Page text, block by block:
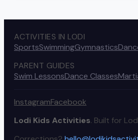
ACTIVITIES IN LODI
SportsSwimmingGymnastics
PARENT GUIDES
Swim LessonsDance Classes
InstagramFacebook
Lodi Kids Activities. Built for